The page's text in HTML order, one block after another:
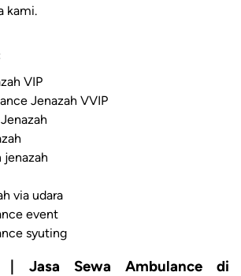
kami.
VIP
Jenazah VVIP
jenazah
via udara
event
syuting
| Jasa Sewa Ambulance di